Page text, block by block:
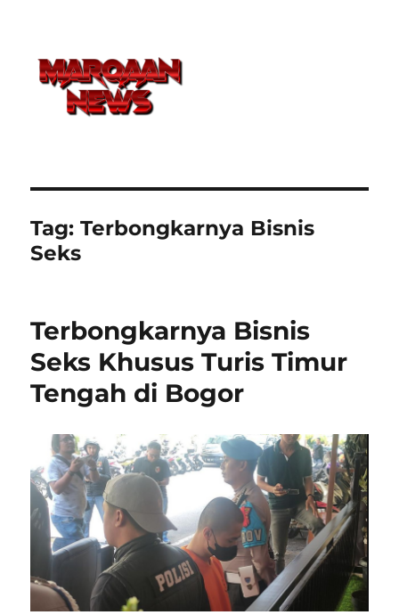
Tag:Terbongkarnya Bisnis
Seks
Terbongkarnya Bisnis
Seks Khusus Turis Timur
Tengah di Bogor